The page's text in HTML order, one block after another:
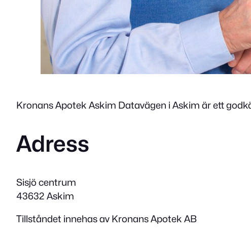
Kronans Apotek Askim Datavägen i Askim är ett
Adress
Sisjö centrum
43632 Askim
Tillståndet innehas av Kronans Apotek AB